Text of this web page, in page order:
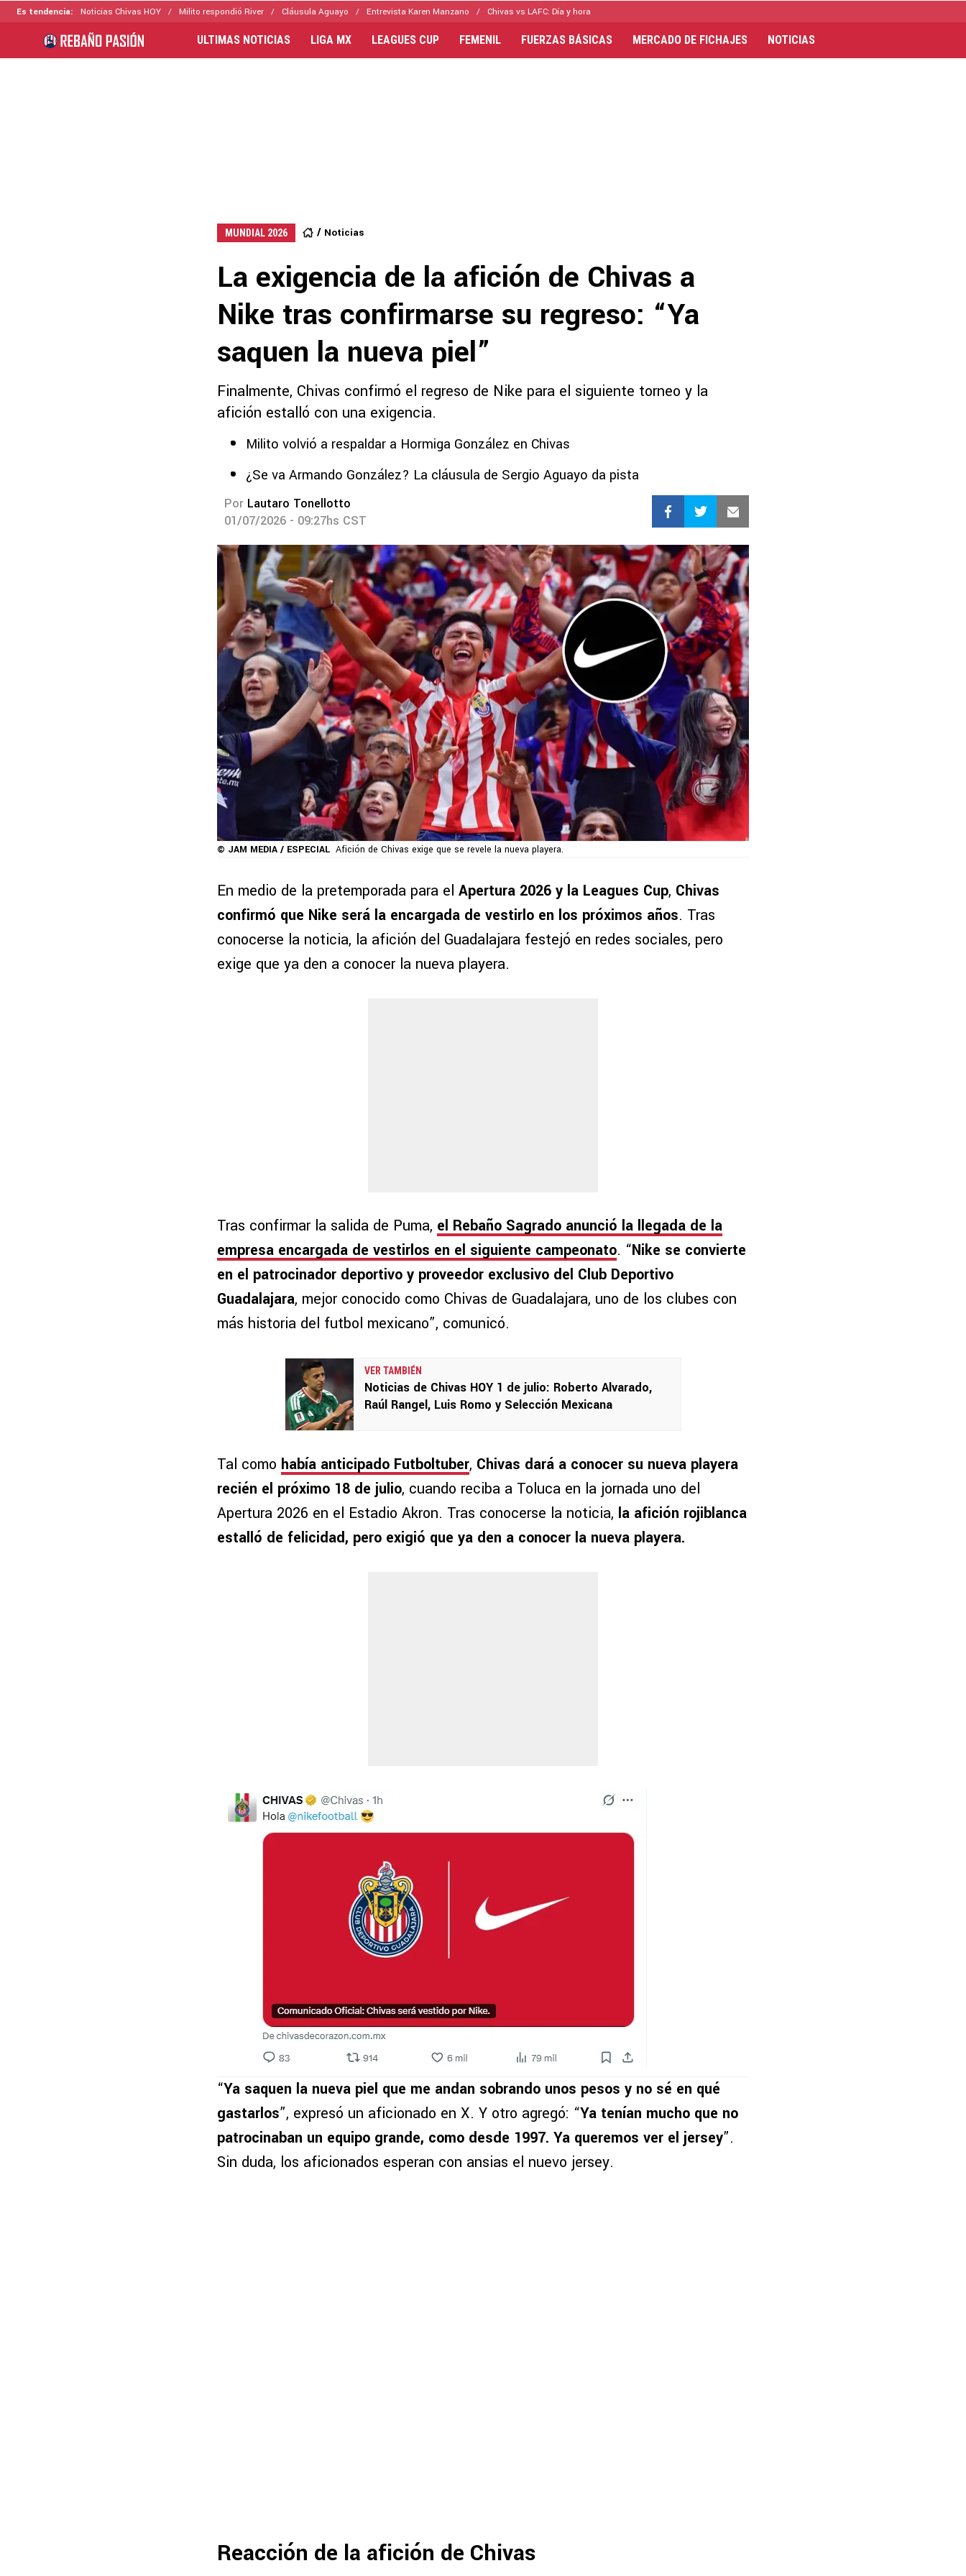
Es tendencia: Noticias Chivas HOY Milito respondió River Cláusula Aguayo Entrevista Karen Manzano Chivas vs LAFC: Día y hora
ULTIMAS NOTICIAS LIGA MX LEAGUES CUP FEMENIL FUERZAS BÁSICAS MERCADO DE FICHAJES NOTICIAS
MUNDIAL 2026 Noticias
La exigencia de la afición de Chivas a
Nike tras confirmarse su regreso: “Ya
saquen la nueva piel”
Finalmente, Chivas confirmó el regreso de Nike para el siguiente torneo y la
afición estalló con una exigencia.
Milito volvió a respaldar a Hormiga González en Chivas
¿Se va Armando González? La cláusula de Sergio Aguayo da pista
Por Lautaro Tonellotto
01/07/2026 - 09:27hs CST
© JAM MEDIA / ESPECIAL Afición de Chivas exige que se revele la nueva playera.
En medio de la pretemporada para el Apertura 2026 y la Leagues Cup, Chivas
confirmó que Nike será la encargada de vestirlo en los próximos años. Tras
conocerse la noticia, la afición del Guadalajara festejó en redes sociales, pero
exige que ya den a conocer la nueva playera.
Tras confirmar la salida de Puma, el Rebaño Sagrado anunció la llegada de la
empresa encargada de vestirlos en el siguiente campeonato. “Nike se convierte
en el patrocinador deportivo y proveedor exclusivo del Club Deportivo
Guadalajara, mejor conocido como Chivas de Guadalajara, uno de los clubes con
más historia del futbol mexicano”, comunicó.
VER TAMBIÉN
Noticias de Chivas HOY 1 de julio: Roberto Alvarado,
Raúl Rangel, Luis Romo y Selección Mexicana
Tal como había anticipado Futboltuber, Chivas dará a conocer su nueva playera
recién el próximo 18 de julio, cuando reciba a Toluca en la jornada uno del
Apertura 2026 en el Estadio Akron. Tras conocerse la noticia, la afición rojiblanca
estalló de felicidad, pero exigió que ya den a conocer la nueva playera.
“Ya saquen la nueva piel que me andan sobrando unos pesos y no sé en qué
gastarlos”, expresó un aficionado en X. Y otro agregó: “Ya tenían mucho que no
patrocinaban un equipo grande, como desde 1997. Ya queremos ver el jersey”.
Sin duda, los aficionados esperan con ansias el nuevo jersey.
Reacción de la afición de Chivas